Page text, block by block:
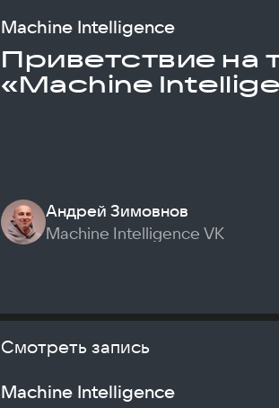
Machine Intelligence
Приветствие на
«Machine
Андрей Зимовнов
Machine Intelligence VK
Смотреть запись
Machine Intelligence